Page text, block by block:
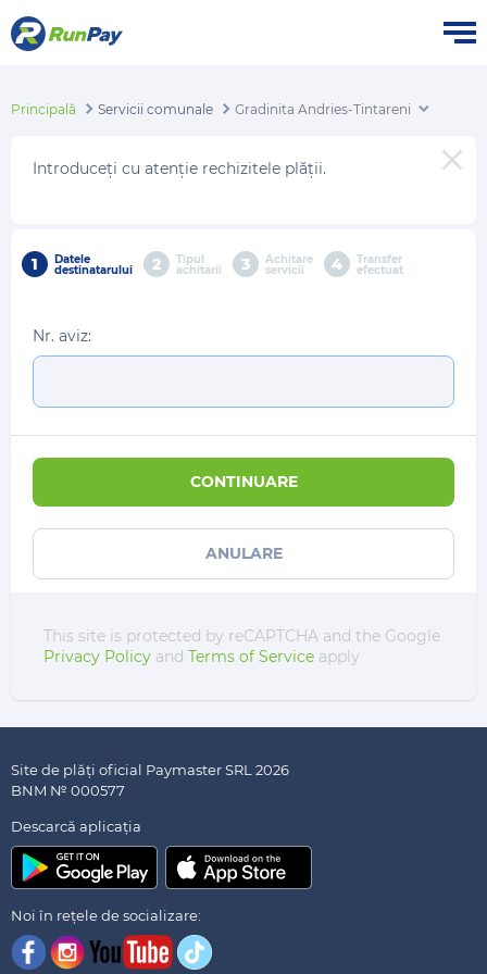
Principală Servicii comunale Gradinita Andries-Tintareni
1 Datele
destinatarului 2 Tipul
achitarii 3 Achitare
servicii 4 Transfer
efectuat
Nr. aviz:
CONTINUARE
ANULARE
This site is protected by reCAPTCHA and the Google
Privacy Policy and Terms of Service apply
Introduceți cu atenție rechizitele plății.
Site de plăți oficial Paymaster SRL 2026
BNM № 000577
Descarсă aplicația
Noi în rețele de socializare: